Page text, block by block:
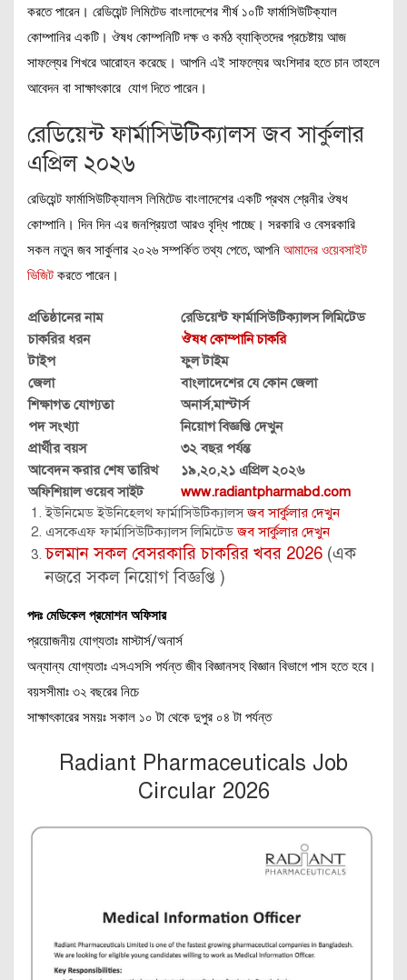
করতে পারেন। রেডিয়েন্ট লিমিটেড বাংলাদেশের শীর্ষ ১০টি ফার্মাসিউটিক্যাল
কোম্পানির একটি। ঔষধ কোম্পনিটি দক্ষ ও কর্মঠ ব্যাক্তিদের প্রচেষ্টায় আজ
সাফল্যের শিখরে আরোহন করেছে। আপনি এই সাফল্যের অংশিদার হতে চান তাহলে
আবেদন বা সাক্ষাৎকারে যোগ দিতে পারেন।
রেডিয়েন্ট ফার্মাসিউটিক্যালস জব সার্কুলার
এপ্রিল ২০২৬
রেডিয়েন্ট ফার্মাসিউটিক্যালস লিমিটেড বাংলাদেশের একটি প্রথম শ্রেনীর ঔষধ
কোম্পানি। দিন দিন এর জনপ্রিয়তা আরও বৃদ্ধি পাচ্ছে। সরকারি ও বেসরকারি
সকল নতুন জব সার্কুলার ২০২৬ সম্পর্কিত তথ্য পেতে, আপনি আমাদের ওয়েবসাইট
ভিজিট করতে পারেন।
প্রতিষ্ঠানের নাম
রেডিয়েন্ট ফার্মাসিউটিক্যালস লিমিটেড
চাকরির ধরন
ঔষধ কোম্পানি চাকরি
টাইপ
ফুল টাইম
জেলা
বাংলাদেশের যে কোন জেলা
শিক্ষাগত যোগ্যতা
অনার্স,মাস্টার্স
পদ সংখ্যা
নিয়োগ বিজ্ঞপ্তি দেখুন
প্রার্থীর বয়স
৩২ বছর পর্যন্ত
আবেদন করার শেষ তারিখ
১৯,২০,২১ এপ্রিল ২০২৬
অফিশিয়াল ওয়েব সাইট
www.radiantpharmabd.com
ইউনিমেড ইউনিহেলথ ফার্মাসিউটিক্যালসজব সার্কুলার দেখুন
এসকেএফ ফার্মাসিউটিক্যালস লিমিটেডজব সার্কুলার দেখুন
চলমান সকল বেসরকারি চাকরির খবর 2026 (এক
নজরে সকল নিয়োগ বিজ্ঞপ্তি )
পদঃ মেডিকেল প্রমোশন অফিসার
প্রয়োজনীয় যোগ্যতাঃ মাস্টার্স/অনার্স
অন্যান্য যোগ্যতাঃ এসএসসি পর্যন্ত জীব বিজ্ঞানসহ বিজ্ঞান বিভাগে পাস হতে হবে।
বয়সসীমাঃ ৩২ বছরের নিচে
সাক্ষাৎকারের সময়ঃ সকাল ১০ টা থেকে দুপুর ০৪ টা পর্যন্ত
Radiant Pharmaceuticals Job
Circular 2026